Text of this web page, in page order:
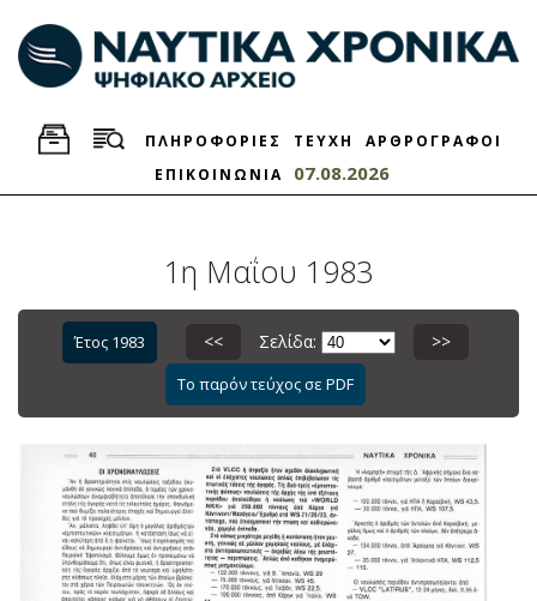
ΠΛΗΡΟΦΟΡΙΕΣ ΤΕΥΧΗ
ΑΡΘΡΟΓΡΑΦΟΙ
ΕΠΙΚΟΙΝΩΝΙΑ
07.08.2026
1η Μαΐου 1983
Έτος 1983 << Σελίδα: >>
Το παρόν τεύχος σε PDF